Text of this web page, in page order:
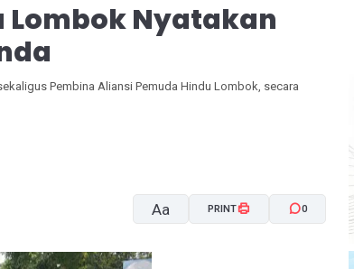
Lombok Nyatakan
Pembina Aliansi Pemuda Hindu Lombok, secara
Aa PRINT 0